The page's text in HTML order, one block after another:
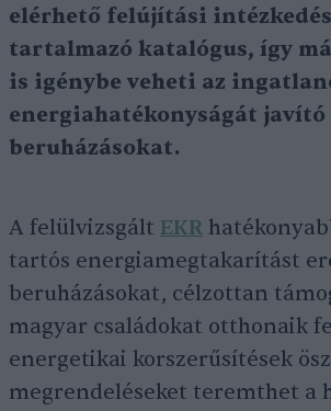
elérhető felújítási
tartalmazó katalógus, így
is igénybe veheti az
energiahatékonyságát javító
beruházásokat.
A felülvizsgált EKR
tartós energiamegtakarítást
beruházásokat, célzottan
magyar családokat otthonaik
energetikai korszerűsítések
megrendeléseket teremthet a